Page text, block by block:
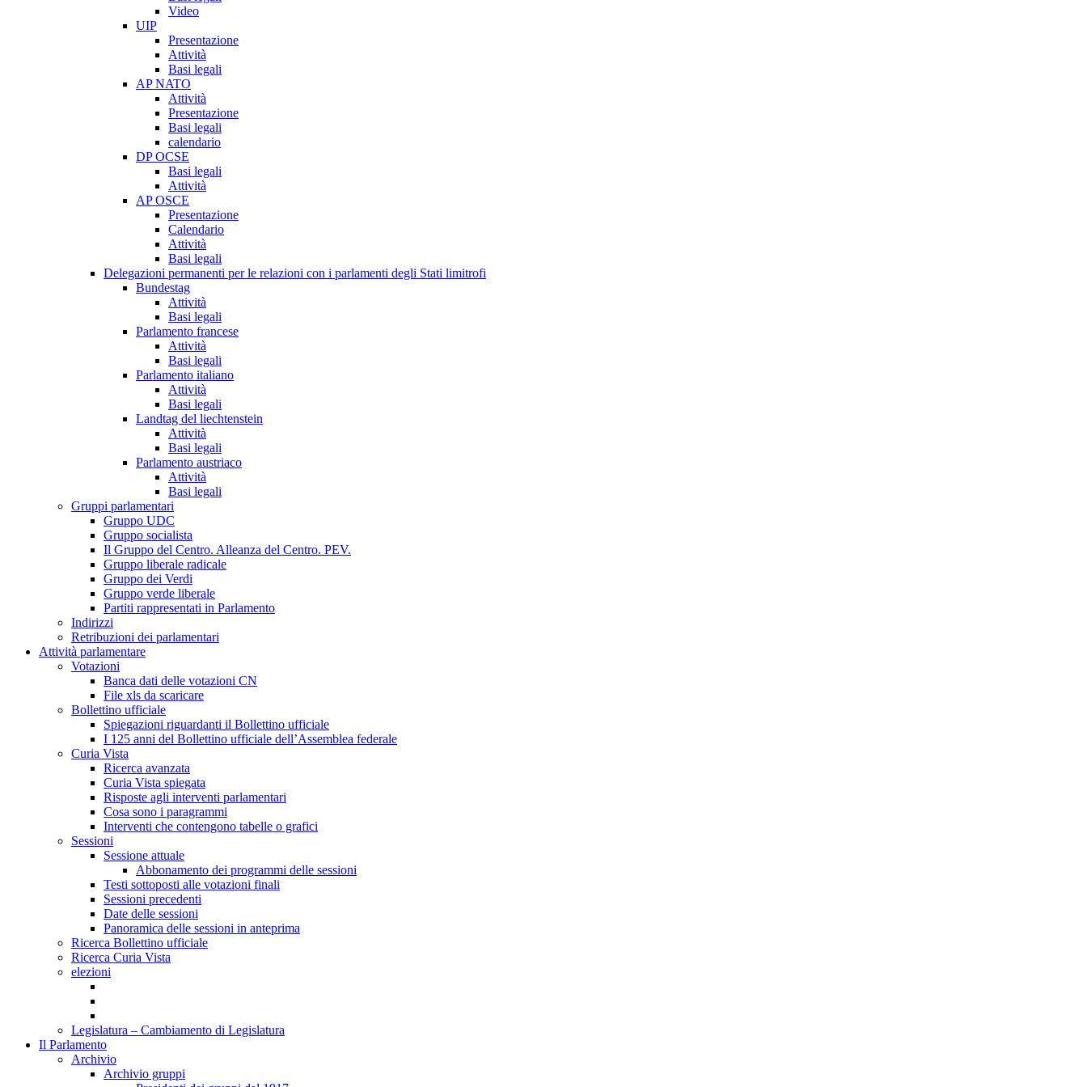
Video
UIP
Presentazione
Attività
Basi legali
AP NATO
Attività
Presentazione
Basi legali
calendario
DP OCSE
Basi legali
Attività
AP OSCE
Presentazione
Calendario
Attività
Basi legali
Delegazioni permanenti per le relazioni con i parlamenti degli Stati limitrofi
Bundestag
Attività
Basi legali
Parlamento francese
Attività
Basi legali
Parlamento italiano
Attività
Basi legali
Landtag del liechtenstein
Attività
Basi legali
Parlamento austriaco
Attività
Basi legali
Gruppi parlamentari
Gruppo UDC
Gruppo socialista
Il Gruppo del Centro. Alleanza del Centro. PEV.
Gruppo liberale radicale
Gruppo dei Verdi
Gruppo verde liberale
Partiti rappresentati in Parlamento
Indirizzi
Retribuzioni dei parlamentari
Attività parlamentare
Votazioni
Banca dati delle votazioni CN
File xls da scaricare
Bollettino ufficiale
Spiegazioni riguardanti il Bollettino ufficiale
I 125 anni del Bollettino ufficiale dell’Assemblea federale
Curia Vista
Ricerca avanzata
Curia Vista spiegata
Risposte agli interventi parlamentari
Cosa sono i paragrammi
Interventi che contengono tabelle o grafici
Sessioni
Sessione attuale
Abbonamento dei programmi delle sessioni
Testi sottoposti alle votazioni finali
Sessioni precedenti
Date delle sessioni
Panoramica delle sessioni in anteprima
Ricerca Bollettino ufficiale
Ricerca Curia Vista
elezioni
Legislatura – Cambiamento di Legislatura
Il Parlamento
Archivio
Archivio gruppi